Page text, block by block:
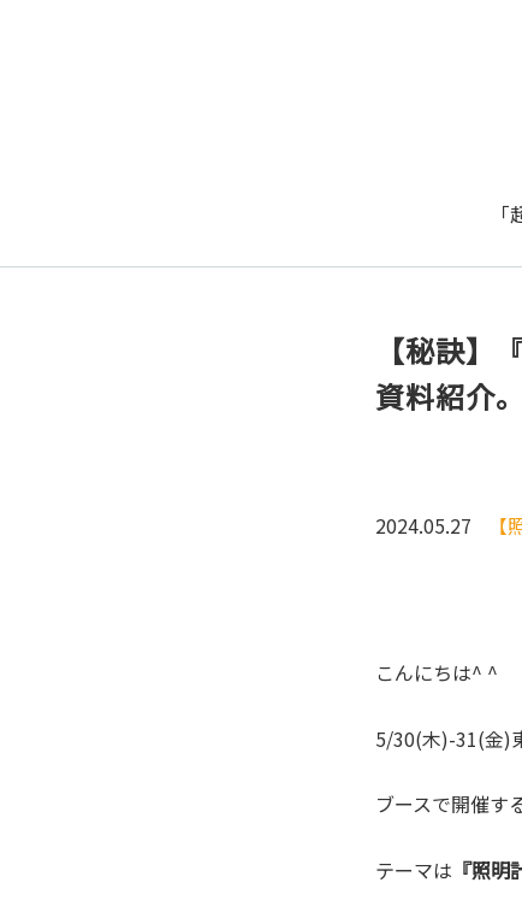
【秘訣】
資料紹介
2024.05.27
こんにちは^ ^
5/30(木)-31(金)
ブースで開催す
テーマは 『照明